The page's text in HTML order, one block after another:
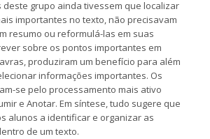
deste grupo ainda tivessem que localizar
importantes no texto, não precisavam
resumo ou reformulá-las em suas
sobre os pontos importantes em
produziram um benefício para além
informações importantes. Os
se pelo processamento mais ativo
e Anotar. Em síntese, tudo sugere que
alunos a identificar e organizar as
de um texto.